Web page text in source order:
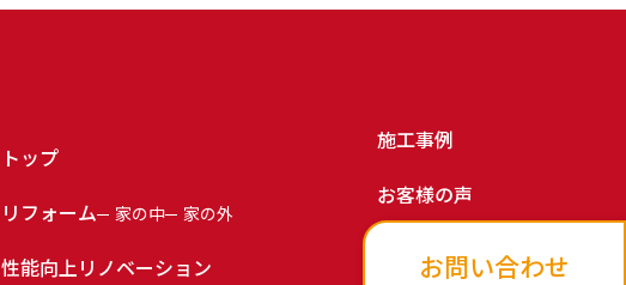
トップ
リフォーム
家の中 家の外
性能向上リノベーション
施工事例
お客様の声
お知らせお問い合わせ